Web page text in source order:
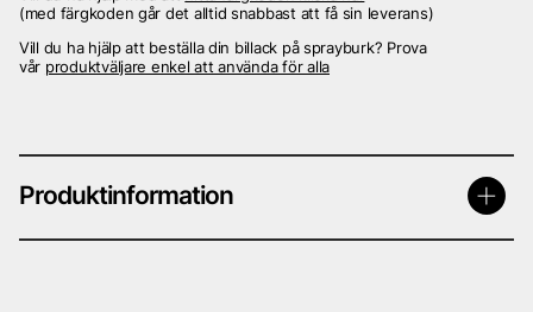
(med färgkoden går det alltid snabbast att få sin leverans)
Vill du ha hjälp att beställa din billack på sprayburk? Prova
vår produktväljare enkel att använda för alla
Produktinformation